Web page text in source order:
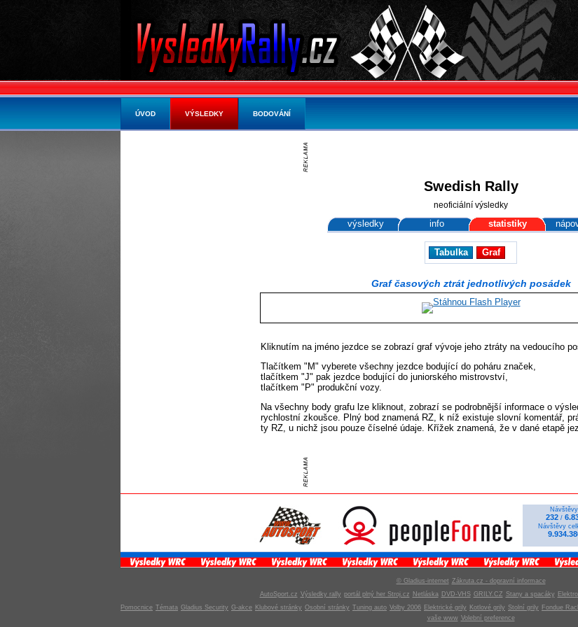
Swedish Rally
neoficiální výsledky
výsledky info statistiky
Tabulka Graf
Graf časových ztrát jednotlivých posádek
Kliknutím na jméno jezdce se zobrazí graf vývoje jeho ztráty na vedoucího
Tlačítkem "M" vyberete všechny jezdce bodující do poháru značek,
tlačítkem "J" pak jezdce bodující do juniorského mistrovství,
tlačítkem "P" produkční vozy.
Na všechny body grafu lze kliknout, zobrazí se podrobnější informace o
rychlostní zkoušce. Plný bod znamená RZ, k níž existuje slovní komentář,
ty RZ, u nichž jsou pouze číselné údaje. Křížek znamená, že v dané etapě
232 /
Návštěvy
© Gladius-internet Zákruta.cz - dopravní informace
AutoSport.cz Výsledky rally portál plný her Stroj.cz Netláska DVD-VHS GRILY.CZ Stany a spacáky
Pomocnice Témata Gladius Security G-akce Klubové stránky Osobní stránky Tuning auto Volby 2006 Elektrické grily Kotlové grily Stolní grily Fondue
vaše www Volební preference
ÚVOD VÝSLEDKY BODOVÁNÍ